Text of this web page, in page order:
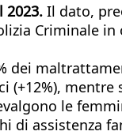
2023. Il dato,
Criminale in
dei
(+12%), mentre
le
di assistenza